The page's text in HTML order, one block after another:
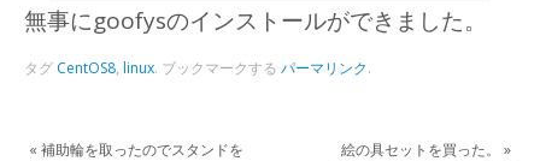
無事にgoofysのインストールができました。
タグ CentOS8, linux. ブックマークするパーマリンク.
« 補助輪を取ったのでスタンドを
絵の具セットを買った。 »